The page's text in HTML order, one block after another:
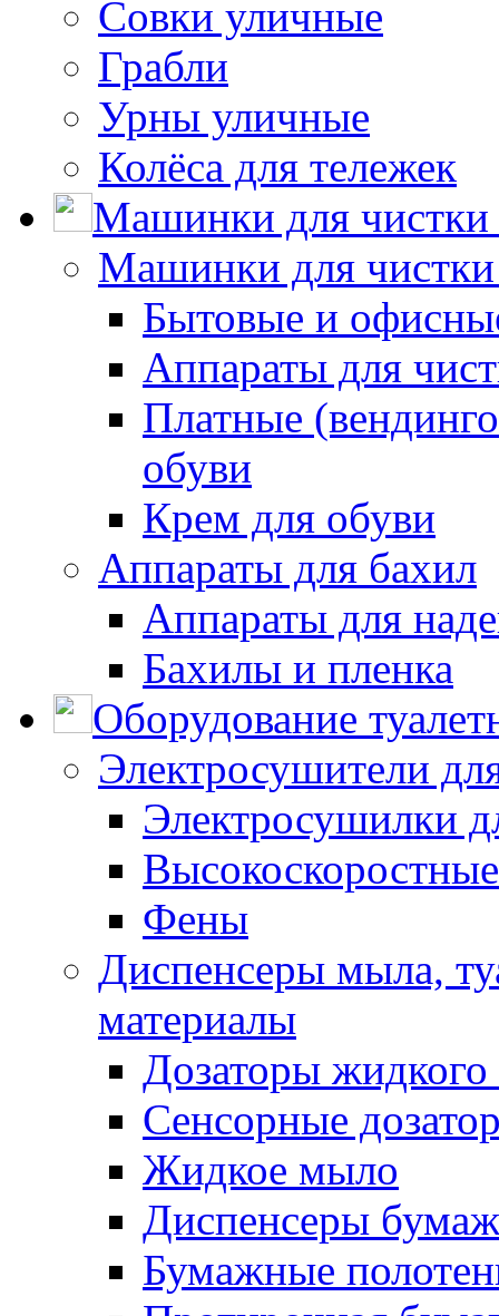
Совки уличные
Грабли
Урны уличные
Колёса для тележек
Машинки для чистки
Машинки для
Бытовые и
Аппараты для
Платные
обуви
Крем для обуви
Аппараты для бахил
Аппараты для
Бахилы и пленка
Оборудование
Электросушители
Электросушилки
Фены
Диспенсеры мыла,
материалы
Дозаторы
Сенсорные
Жидкое мыло
Диспенсеры
Бумажные